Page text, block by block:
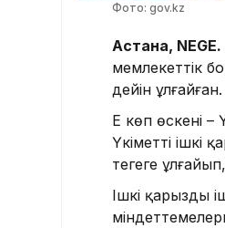
Фото: gov.kz
Астана, NEGE.
мемлекеттік
дейін ұлғайған.
Ең көп өскені –
Үкіметтің
теңгеге
Ішкі қарыздың